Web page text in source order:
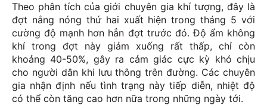
Theo phân tích của giới chuyên gia khí tượng, đây là
đợt nắng nóng thứ hai xuất hiện trong tháng 5 với
cường độ mạnh hơn hẳn đợt trước đó. Độ ẩm không
khí trong đợt này giảm xuống rất thấp, chỉ còn
khoảng 40-50%, gây ra cảm giác cực kỳ khó chịu
cho người dân khi lưu thông trên đường. Các chuyên
gia nhận định nếu tình trạng này tiếp diễn, nhiệt độ
có thể còn tăng cao hơn nữa trong những ngày tới.